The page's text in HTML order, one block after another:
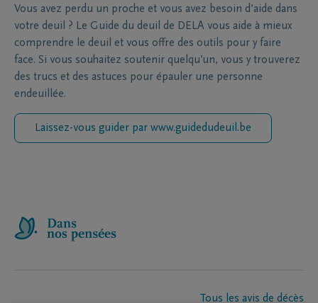
Vous avez perdu un proche et vous avez besoin d’aide dans
votre deuil ? Le Guide du deuil de DELA vous aide à mieux
comprendre le deuil et vous offre des outils pour y faire
face. Si vous souhaitez soutenir quelqu’un, vous y trouverez
des trucs et des astuces pour épauler une personne
endeuillée.
Laissez-vous guider par www.guidedudeuil.be
Tous les avis de décès